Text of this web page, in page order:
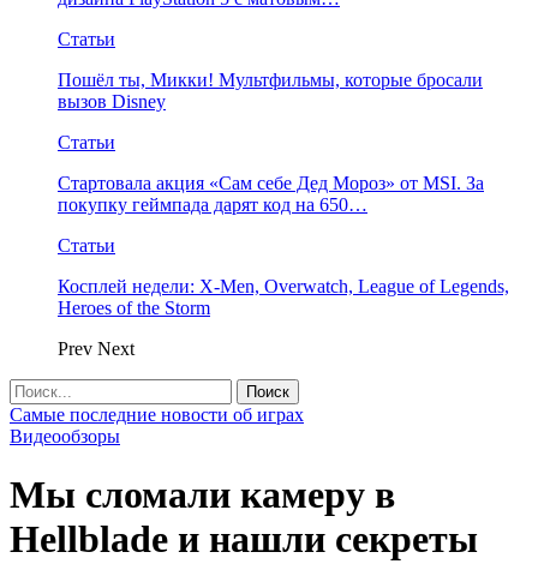
Статьи
Пошёл ты, Микки! Мультфильмы, которые бросали
вызов Disney
Статьи
Стартовала акция «Сам себе Дед Мороз» от MSI. За
покупку геймпада дарят код на 650…
Статьи
Косплей недели: X-Men, Overwatch, League of Legends,
Heroes of the Storm
Prev Next
Самые последние новости об играх
Видеообзоры
Мы сломали камеру в
Hellblade и нашли секреты